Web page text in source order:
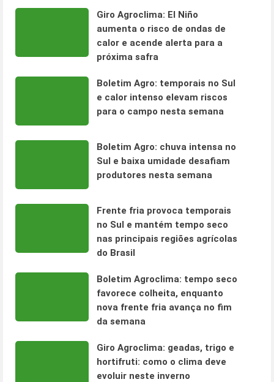
Giro Agroclima: El Niño
aumenta o risco de ondas de
calor e acende alerta para a
próxima safra
Boletim Agro: temporais no Sul
e calor intenso elevam riscos
para o campo nesta semana
Boletim Agro: chuva intensa no
Sul e baixa umidade desafiam
produtores nesta semana
Frente fria provoca temporais
no Sul e mantém tempo seco
nas principais regiões agrícolas
do Brasil
Boletim Agroclima: tempo seco
favorece colheita, enquanto
nova frente fria avança no fim
da semana
Giro Agroclima: geadas, trigo e
hortifruti: como o clima deve
evoluir neste inverno